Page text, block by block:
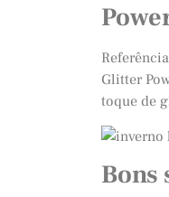
Glitter
toque de
Bons